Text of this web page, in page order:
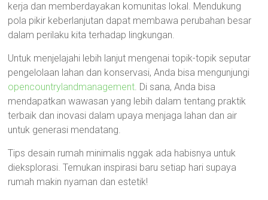
kerja dan memberdayakan komunitas lokal. Mendukung
pola pikir keberlanjutan dapat membawa perubahan besar
dalam perilaku kita terhadap lingkungan.
Untuk menjelajahi lebih lanjut mengenai topik-topik seputar
pengelolaan lahan dan konservasi, Anda bisa mengunjungi
opencountrylandmanagement. Di sana, Anda bisa
mendapatkan wawasan yang lebih dalam tentang praktik
terbaik dan inovasi dalam upaya menjaga lahan dan air
untuk generasi mendatang.
Tips desain rumah minimalis nggak ada habisnya untuk
dieksplorasi. Temukan inspirasi baru setiap hari supaya
rumah makin nyaman dan estetik!